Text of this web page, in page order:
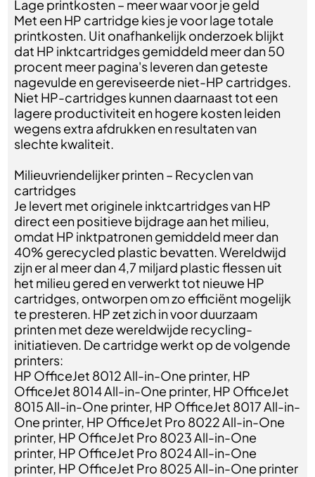
Lage printkosten – meer waar voor je geld
Met een HP cartridge kies je voor lage totale
printkosten. Uit onafhankelijk onderzoek blijkt
dat HP inktcartridges gemiddeld meer dan 50
procent meer pagina's leveren dan geteste
nagevulde en gereviseerde niet-HP cartridges.
Niet HP-cartridges kunnen daarnaast tot een
lagere productiviteit en hogere kosten leiden
wegens extra afdrukken en resultaten van
slechte kwaliteit.
Milieuvriendelijker printen – Recyclen van
cartridges
Je levert met originele inktcartridges van HP
direct een positieve bijdrage aan het milieu,
omdat HP inktpatronen gemiddeld meer dan
40% gerecycled plastic bevatten. Wereldwijd
zijn er al meer dan 4,7 miljard plastic flessen uit
het milieu gered en verwerkt tot nieuwe HP
cartridges, ontworpen om zo efficiënt mogelijk
te presteren. HP zet zich in voor duurzaam
printen met deze wereldwijde recycling-
initiatieven. De cartridge werkt op de volgende
printers:
HP OfficeJet 8012 All-in-One printer, HP
OfficeJet 8014 All-in-One printer, HP OfficeJet
8015 All-in-One printer, HP OfficeJet 8017 All-in-
One printer, HP OfficeJet Pro 8022 All-in-One
printer, HP OfficeJet Pro 8023 All-in-One
printer, HP OfficeJet Pro 8024 All-in-One
printer, HP OfficeJet Pro 8025 All-in-One printer